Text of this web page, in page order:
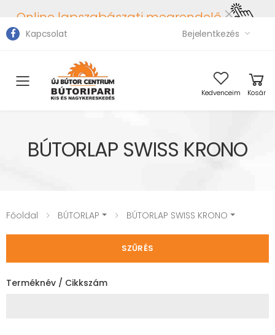
Online lapszabászati megrendelő
Kapcsolat Bejelentkezés
Toggle mobile menu Kedvenceim Kosár
BÚTORLAP SWISS KRONO
Főoldal BÚTORLAP BÚTORLAP SWISS KRONO
SZŰRÉS
Terméknév / Cikkszám